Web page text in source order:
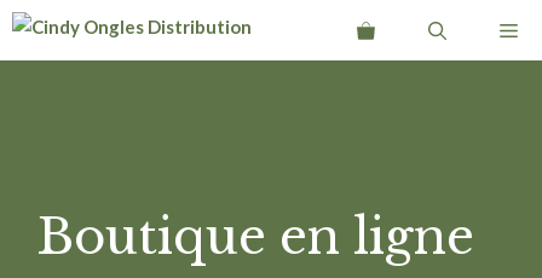
Aller
Boutique en ligne